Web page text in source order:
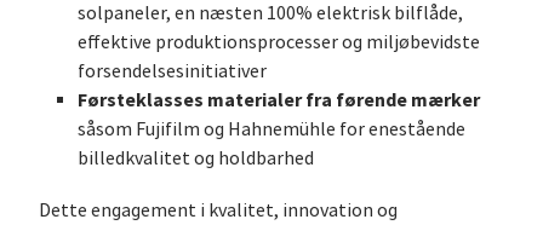
solpaneler, en næsten 100% elektrisk bilflåde,
effektive produktionsprocesser og miljøbevidste
forsendelsesinitiativer
Førsteklasses materialer fra førende mærker
såsom Fujifilm og Hahnemühle for enestående
billedkvalitet og holdbarhed
Dette engagement i kvalitet, innovation og